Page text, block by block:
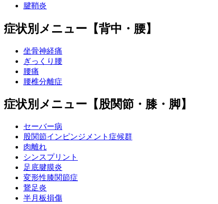
腱鞘炎
症状別メニュー【背中・腰】
坐骨神経痛
ぎっくり腰
腰痛
腰椎分離症
症状別メニュー【股関節・膝・脚】
セーバー病
股関節インピンジメント症候群
肉離れ
シンスプリント
足底腱膜炎
変形性膝関節症
鵞足炎
半月板損傷